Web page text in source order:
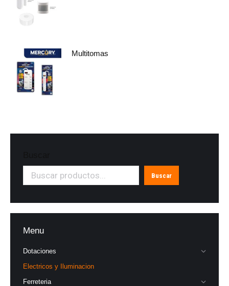
Multitomas
Buscar
Menu
Dotaciones
Electricos y Iluminacion
Ferreteria